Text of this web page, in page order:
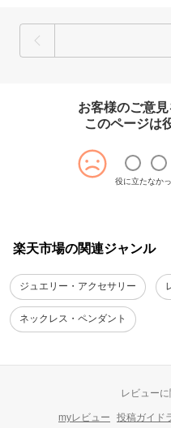
お客様のご意
このページは
役に立たなか
楽天市場の関連ジャンル
ジュエリー・アクセサリー
ネックレス・ペンダント
レビュー
myレビュー 投稿ガイド